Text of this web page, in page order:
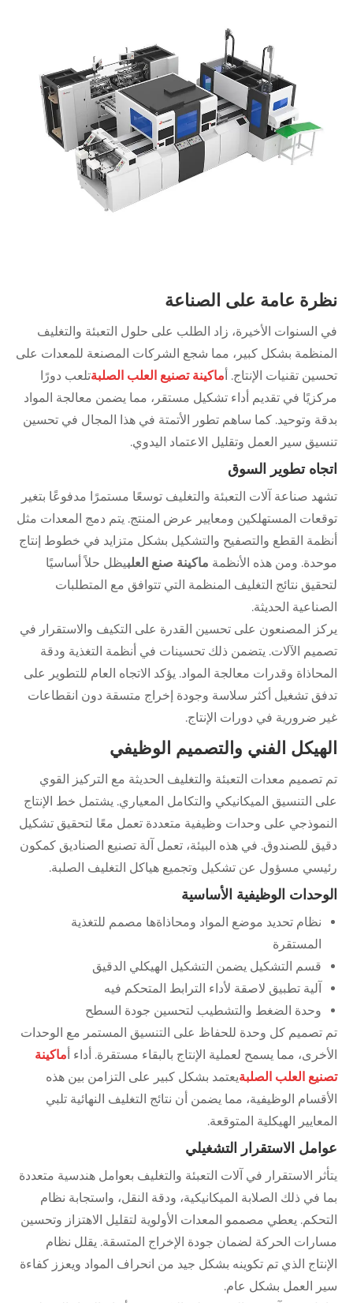
نظرة عامة على الصناعة
في السنوات الأخيرة، زاد الطلب على حلول التعبئة والتغليف
المنظمة بشكل كبير، مما شجع الشركات المصنعة للمعدات على
تحسين تقنيات الإنتاج. أ ماكينة تصنيع العلب الصلبةتلعب دورًا
مركزيًا في تقديم أداء تشكيل مستقر، مما يضمن معالجة المواد
بدقة وتوحيد. كما ساهم تطور الأتمتة في هذا المجال في تحسين
تنسيق سير العمل وتقليل الاعتماد اليدوي.
اتجاه تطوير السوق
تشهد صناعة آلات التعبئة والتغليف توسعًا مستمرًا مدفوعًا بتغير
توقعات المستهلكين ومعايير عرض المنتج. يتم دمج المعدات مثل
أنظمة القطع والتصفيح والتشكيل بشكل متزايد في خطوط إنتاج
موحدة. ومن هذه الأنظمة ماكينة صنع العلبيظل حلاً أساسيًا
لتحقيق نتائج التغليف المنظمة التي تتوافق مع المتطلبات
الصناعية الحديثة.
يركز المصنعون على تحسين القدرة على التكيف والاستقرار في
تصميم الآلات. يتضمن ذلك تحسينات في أنظمة التغذية ودقة
المحاذاة وقدرات معالجة المواد. يؤكد الاتجاه العام للتطوير على
تدفق تشغيل أكثر سلاسة وجودة إخراج متسقة دون انقطاعات
غير ضرورية في دورات الإنتاج.
الهيكل الفني والتصميم الوظيفي
تم تصميم معدات التعبئة والتغليف الحديثة مع التركيز القوي
على التنسيق الميكانيكي والتكامل المعياري. يشتمل خط الإنتاج
النموذجي على وحدات وظيفية متعددة تعمل معًا لتحقيق تشكيل
دقيق للصندوق. في هذه البيئة، تعمل آلة تصنيع الصناديق كمكون
رئيسي مسؤول عن تشكيل وتجميع هياكل التغليف الصلبة.
الوحدات الوظيفية الأساسية
نظام تحديد موضع المواد ومحاذاةها مصمم للتغذية
المستقرة
قسم التشكيل يضمن التشكيل الهيكلي الدقيق
آلية تطبيق لاصقة لأداء الترابط المتحكم فيه
وحدة الضغط والتشطيب لتحسين جودة السطح
تم تصميم كل وحدة للحفاظ على التنسيق المستمر مع الوحدات
الأخرى، مما يسمح لعملية الإنتاج بالبقاء مستقرة. أداء أ ماكينة
تصنيع العلب الصلبةيعتمد بشكل كبير على التزامن بين هذه
الأقسام الوظيفية، مما يضمن أن نتائج التغليف النهائية تلبي
المعايير الهيكلية المتوقعة.
عوامل الاستقرار التشغيلي
يتأثر الاستقرار في آلات التعبئة والتغليف بعوامل هندسية متعددة
بما في ذلك الصلابة الميكانيكية، ودقة النقل، واستجابة نظام
التحكم. يعطي مصممو المعدات الأولوية لتقليل الاهتزاز وتحسين
مسارات الحركة لضمان جودة الإخراج المتسقة. يقلل نظام
الإنتاج الذي تم تكوينه بشكل جيد من انحراف المواد ويعزز كفاءة
سير العمل بشكل عام.